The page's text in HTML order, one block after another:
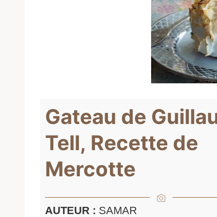
Gateau de
Tell, Recette de
Mercotte
AUTEUR : SAMAR